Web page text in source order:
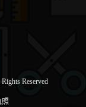
Reserved
照